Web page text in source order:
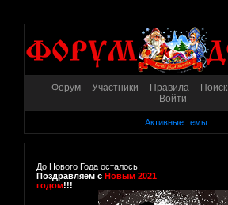
Форум Участники Правила Поиск
Войти
Активные темы
До Нового Года осталось:
Поздравляем с Новым 2021
годом!!!